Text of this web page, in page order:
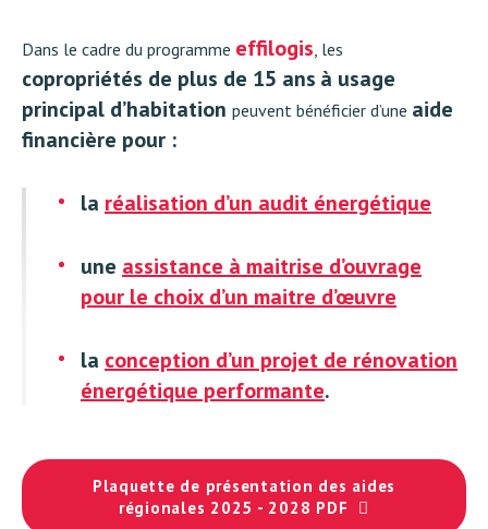
Dans le cadre du programme effilogis , les
copropriétés de plus de 15 ans à usage
principal d’habitation peuvent bénéficier d’une aide
financière pour :
la réalisation d’un audit énergétique
une assistance à maitrise d’ouvrage
pour le choix d’un maitre d’œuvre
la conception d’un projet de rénovation
énergétique performante.
Plaquette de présentation des aides
régionales 2025 - 2028 PDF